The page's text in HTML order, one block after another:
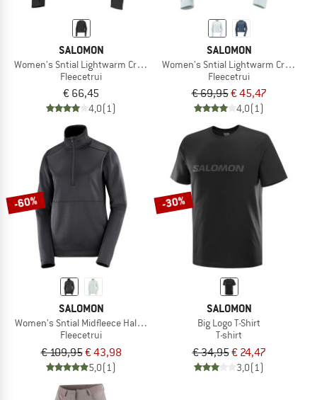
SALOMON
Women's Sntial Lightwarm Crew Neck
Fleecetrui
€ 66,45
4,0(1)
SALOMON
Women's Sntial Lightwarm Crew
Fleecetrui
€ 69,95€ 45,47
4,0(1)
-60%
SALOMON
Women's Sntial Midfleece Half Zip
Fleecetrui
€ 109,95€ 43,98
5,0(1)
-30%
SALOMON
Big Logo T-Shirt
T-shirt
€ 34,95€ 24,47
3,0(1)